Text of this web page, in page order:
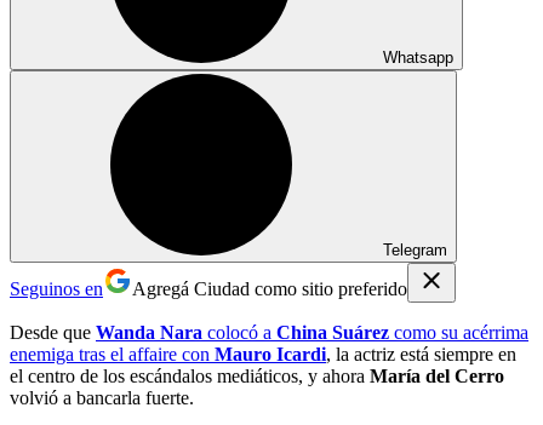
Whatsapp
Telegram
Seguinos en Agregá Ciudad como sitio preferido
Desde que Wanda Nara colocó a China Suárez como su acérrima
enemiga tras el affaire con Mauro Icardi, la actriz está siempre en
el centro de los escándalos mediáticos, y ahora María del Cerro
volvió a bancarla fuerte.